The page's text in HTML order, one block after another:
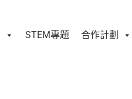
STEM專題 合作計劃